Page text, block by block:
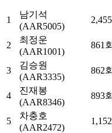
1
남기석
(AAR5005)
2
최정운
(AAR1001)
861회
3
김승원
(AAR3335)
862회
4
진재봉
(AAR8346)
893회
5
차충호
(AAR2472)